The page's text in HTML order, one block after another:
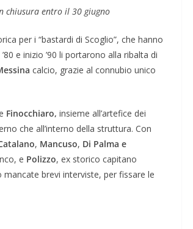
chiusura entro il 30 giugno
per i “bastardi di Scoglio”, che hanno
e inizio ’90 li portarono alla ribalta di
calcio, grazie al connubio unico
Finocchiaro, insieme all’artefice dei
che all’interno della struttura. Con
, Mancuso, Di Palma e
e Polizzo, ex storico capitano
brevi interviste, per fissare le